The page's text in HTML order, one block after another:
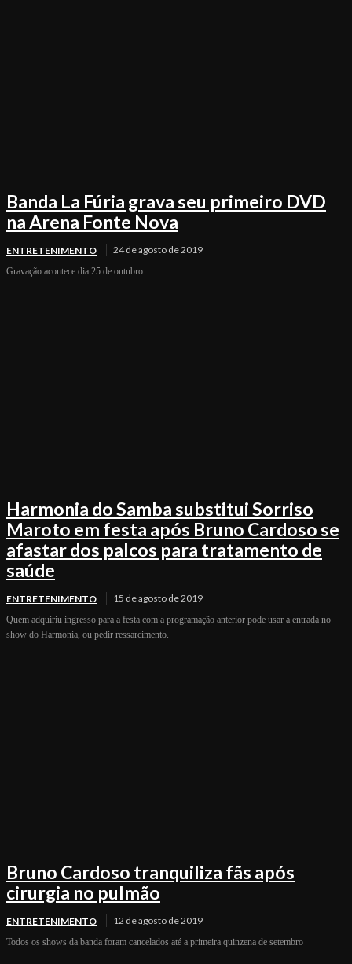
Banda La Fúria grava seu primeiro DVD
na Arena Fonte Nova
ENTRETENIMENTO 24 de agosto de 2019
Gravação acontece dia 25 de outubro
Harmonia do Samba substitui Sorriso
Maroto em festa após Bruno Cardoso se
afastar dos palcos para tratamento de
saúde
ENTRETENIMENTO 15 de agosto de 2019
Quem adquiriu ingresso para a festa com a programação anterior pode usar a entrada no
show do Harmonia, ou pedir ressarcimento.
Bruno Cardoso tranquiliza fãs após
cirurgia no pulmão
ENTRETENIMENTO 12 de agosto de 2019
Todos os shows da banda foram cancelados até a primeira quinzena de setembro